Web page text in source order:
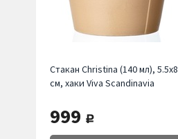
Стакан Christina (140 мл), 5.5х8
см, хаки Viva Scandinavia
999 руб.